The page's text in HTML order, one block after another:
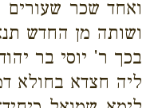
ואחד שכר שעורים
ושותה מן החדש
בכך ר' יוסי בר
ליה חצדא בחולא